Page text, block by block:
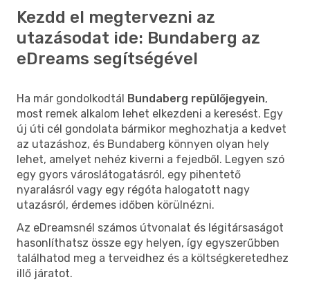
Kezdd el megtervezni az
utazásodat ide: Bundaberg az
eDreams segítségével
Ha már gondolkodtál Bundaberg repülőjegyein,
most remek alkalom lehet elkezdeni a keresést. Egy
új úti cél gondolata bármikor meghozhatja a kedvet
az utazáshoz, és Bundaberg könnyen olyan hely
lehet, amelyet nehéz kiverni a fejedből. Legyen szó
egy gyors városlátogatásról, egy pihentető
nyaralásról vagy egy régóta halogatott nagy
utazásról, érdemes időben körülnézni.
Az eDreamsnél számos útvonalat és légitársaságot
hasonlíthatsz össze egy helyen, így egyszerűbben
találhatod meg a terveidhez és a költségkeretedhez
illő járatot.